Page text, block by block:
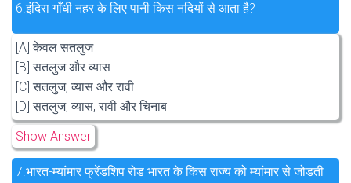
6.इंदिरा गाँधी नहर के लिए पानी किस नदियों से आता है?
[A] केवल सतलुज
[B] सतलुज और व्यास
[C] सतलुज, व्यास और रावी
[D] सतलुज, व्यास, रावी और चिनाब
Show Answer
7.भारत-म्यांमार फ्रेंडशिप रोड भारत के किस राज्य को म्यांमार से जोडती